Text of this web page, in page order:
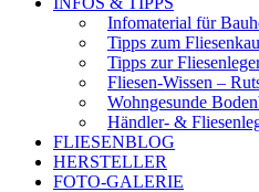
Infomaterial für
Tipps zum
Tipps zur
Fliesen-Wissen –
Wohngesunde
Händler- &
FLIESENBLOG
HERSTELLER
FOTO-GALERIE